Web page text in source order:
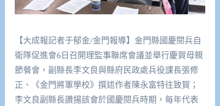
【大成報記者于郁金/金門報導】金門縣國慶閱兵自
衛隊促進會6日召開理監事聯席會議並舉行慶賀母親
節餐會，副縣長李文良與縣府民政處兵役課長張修
正、《金門將軍學校》撰述作者陳永富特往致賀；
李文良副縣長讚揚該會於國慶閱兵時期，每年代表